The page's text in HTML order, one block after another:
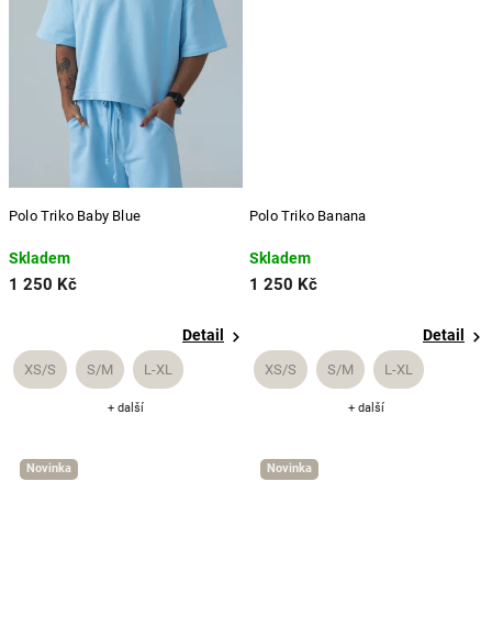
Polo Triko Baby Blue
Skladem
1 250 Kč
Detail
XS/S S/M L-XL
+ další
Polo Triko Banana
Skladem
1 250 Kč
Detail
XS/S S/M L-XL
+ další
Novinka Novinka